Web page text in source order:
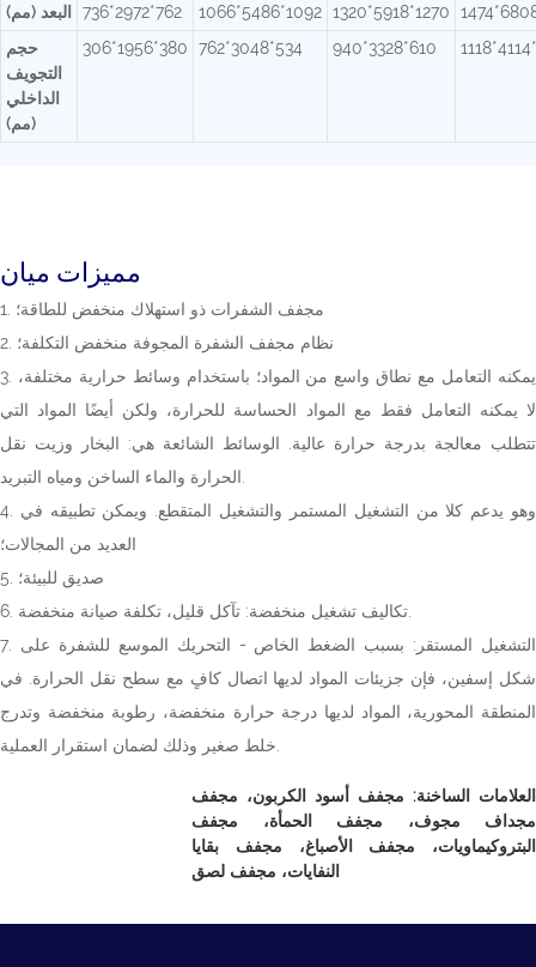
البعد (مم) 736*2972*762 1066*5486*1092 1320*5918*1270
حجم
التجويف
الداخلي
(مم)
306*1956*380 762*3048*534 940*3328*610
مميزات ميان
1. مجفف الشفرات ذو استهلاك منخفض للطاقة؛
2. نظام مجفف الشفرة المجوفة منخفض التكلفة؛
3. يمكنه التعامل مع نطاق واسع من المواد؛ باستخدام وسائط حرارية مختلفة،
لا يمكنه التعامل فقط مع المواد الحساسة للحرارة، ولكن أيضًا المواد التي
تتطلب معالجة بدرجة حرارة عالية. الوسائط الشائعة هي: البخار وزيت نقل
4. وهو يدعم كلا من التشغيل المستمر والتشغيل المتقطع. ويمكن تطبيقه في
العديد من المجالات؛
5. صديق للبيئة؛
7. التشغيل المستقر: بسبب الضغط الخاص - التحريك الموسع للشفرة على
شكل إسفين، فإن جزيئات المواد لديها اتصال كافٍ مع سطح نقل الحرارة. في
المنطقة المحورية، المواد لديها درجة حرارة منخفضة، رطوبة منخفضة وتدرج
العلامات الساخنة: مجفف أسود الكربون، مجفف
مجداف مجوف، مجفف الحمأة، مجفف
البتروكيماويات، مجفف الأصباغ، مجفف بقايا
النفايات، مجفف لصق